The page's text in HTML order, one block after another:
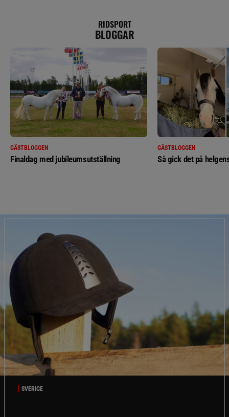
RIDSPORT
BLOGGAR
GÄSTBLOGGEN
Finaldag med jubileumsutställning
GÄSTBLOGGEN
Så gick det på
SVERIGE